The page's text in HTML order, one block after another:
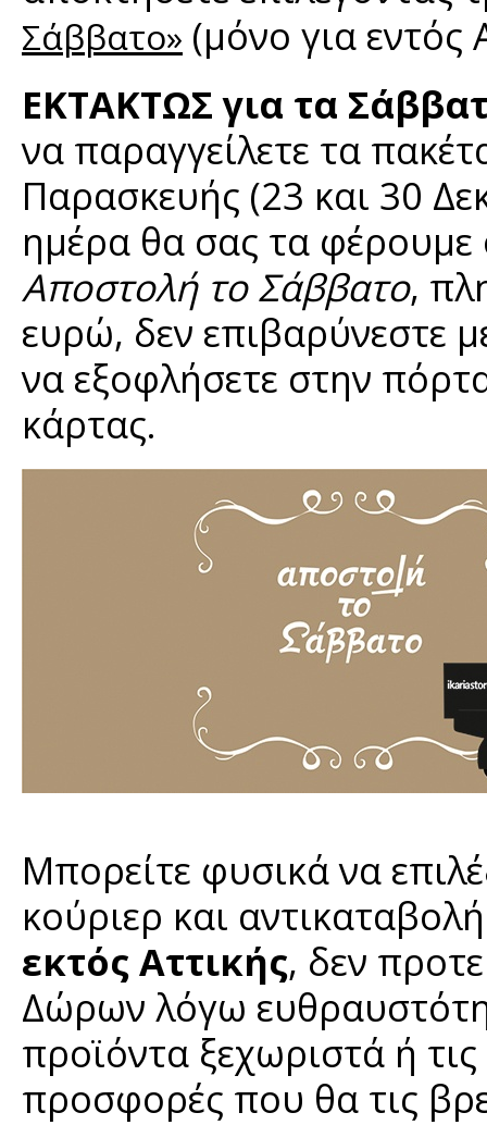
Σάββατο» (μόνο για εντός
ΕΚΤΑΚΤΩΣ για τα
να παραγγείλετε τα
Παρασκευής (23 και 30
ημέρα θα σας τα φέρουμε
Αποστολή το Σάββατο,
ευρώ, δεν επιβαρύνεστε
να εξοφλήσετε στην
κάρτας.
Μπορείτε φυσικά να
κούριερ και
εκτός Αττικής, δεν
Δώρων λόγω
προϊόντα ξεχωριστά ή
προσφορές που θα τις